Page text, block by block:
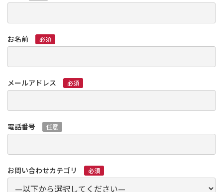
お名前 必須
メールアドレス 必須
電話番号 任意
お問い合わせカテゴリ 必須